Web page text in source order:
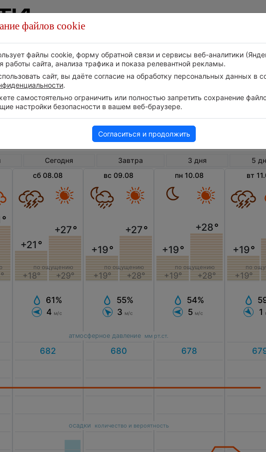
Погода в Сюанхуа
Сегодня Завтра 3 дня
5
°
сб 08.08
+21 °
+18°
+27°
+29°
по ощущению
61%
4 м/с
вс 09.08
+19°
+19°
+27°
+28°
по ощущению
55%
3 м/с
пн 10.08
+19°
+19°
+28°
+28°
по ощущению
54%
5 м/с
вт
+19°
+19°
по
1
атмосферное давление мм рт.ст.
осадки количество и вероятность
файлов cookie
файлы cookie, форму обратной связи и сервисы веб-аналитики
работы сайта, анализа трафика и показа релевантной рекламы.
сайт, вы даёте согласие на обработку персональных данных в
.
самостоятельно ограничить или полностью запретить сохранение
настройки безопасности в вашем веб-браузере.
Согласиться и продолжить